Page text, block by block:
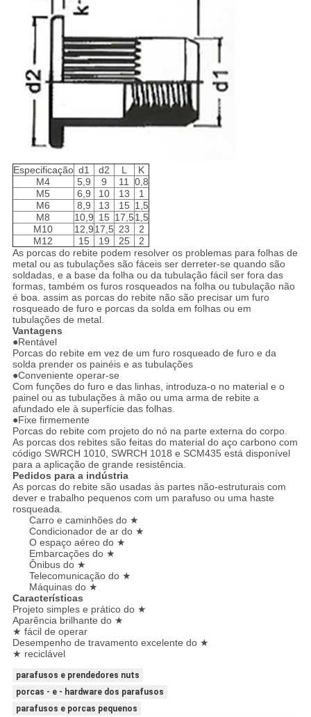
Especificação d1 d2 L
K
M4
5,9 9 11
0,8
M5
6,9 10 13
1
M6
8,9 13 15 1,5
M8
10,9 15 17,51,5
M10
12,917,5 23
2
M12
15 19 25
2
As porcas do rebite podem resolver os problemas para folhas de
metal ou as tubulações são fáceis ser derreter-se quando são
soldadas, e a base da folha ou da tubulação fácil ser fora das
formas, também os furos rosqueados na folha ou tubulação não
é boa. assim as porcas do rebite não são precisar um furo
rosqueado de furo e porcas da solda em folhas ou em
tubulações de metal.
Vantagens
●Rentável
Porcas do rebite em vez de um furo rosqueado de furo e da
solda prender os painéis e as tubulações
●Conveniente operar-se
Com funções do furo e das linhas, introduza-o no material e o
painel ou as tubulações à mão ou uma arma de rebite a
afundado ele à superfície das folhas.
●Fixe firmemente
Porcas do rebite com projeto do nó na parte externa do corpo.
As porcas dos rebites são feitas do material do aço carbono com
código SWRCH 1010, SWRCH 1018 e SCM435 está disponível
para a aplicação de grande resistência.
Pedidos para a indústria
As porcas do rebite são usadas às partes não-estruturais com
dever e trabalho pequenos com um parafuso ou uma haste
rosqueada.
Carro e caminhões do ★
Condicionador de ar do ★
O espaço aéreo do ★
Embarcações do ★
Ônibus do ★
Telecomunicação do ★
Máquinas do ★
Características
Projeto simples e prático do ★
Aparência brilhante do ★
★ fácil de operar
Desempenho de travamento excelente do ★
★ reciclável
parafusos e prendedores nuts
porcas - e - hardware dos parafusos
parafusos e porcas pequenos